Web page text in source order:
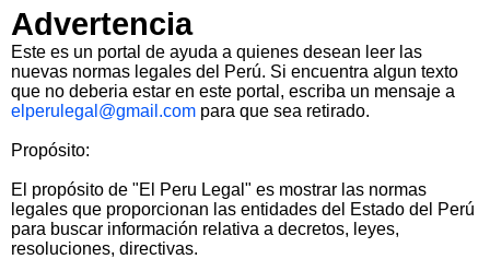
Advertencia
Este es un portal de ayuda a quienes desean leer las
nuevas normas legales del Perú. Si encuentra algun texto
que no deberia estar en este portal, escriba un mensaje a
elperulegal@gmail.com para que sea retirado.
Propósito:
El propósito de "El Peru Legal" es mostrar las normas
legales que proporcionan las entidades del Estado del Perú
para buscar información relativa a decretos, leyes,
resoluciones, directivas.